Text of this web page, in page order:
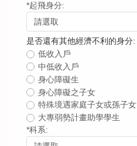
捐款資訊
常見問題
聯絡資訊&問題提問
起飛計畫活動成果
*起飛身分:
是否還有其他經濟不利的身分:
低收入戶
中低收入戶
身心障礙生
身心障礙之子女
特殊境遇家庭子女或孫子女
大專弱勢計畫助學學生
*科系: